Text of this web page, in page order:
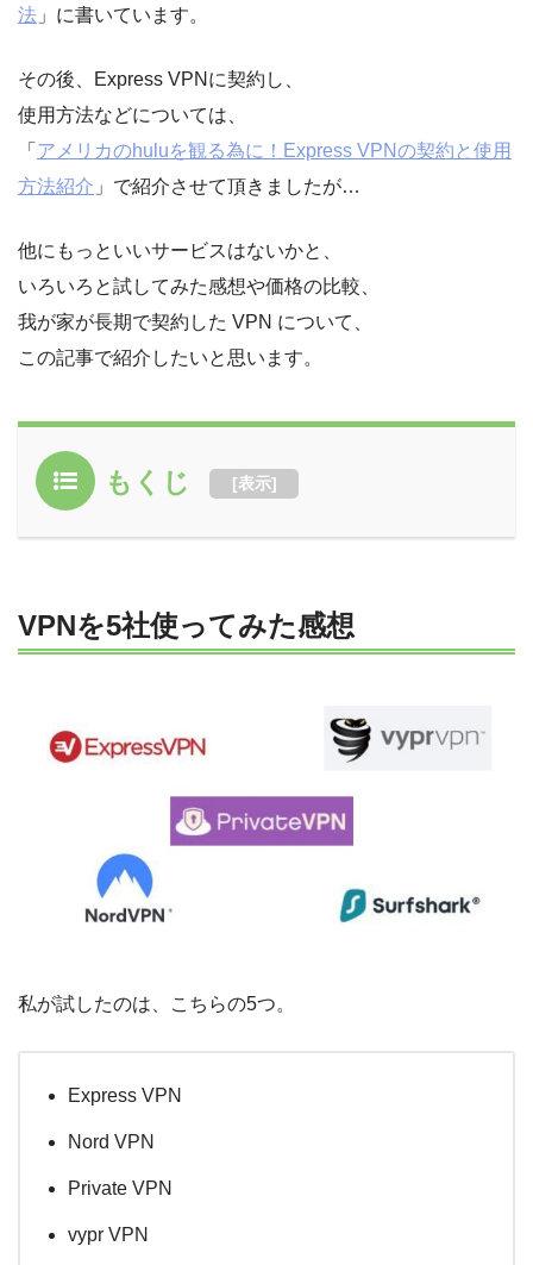
法 」に書いています。
その後、Express VPNに契約し、
使用方法などについては、
「 アメリカのhuluを観る為に！Express VPNの契約と使用
方法紹介 」で紹介させて頂きましたが…
他にもっといいサービスはないかと、
いろいろと試してみた感想や価格の比較、
我が家が長期で契約した VPN について、
この記事で紹介したいと思います。
もくじ [表示]
VPNを5社使ってみた感想
私が試したのは、こちらの5つ。
Express VPN
Nord VPN
Private VPN
vypr VPN